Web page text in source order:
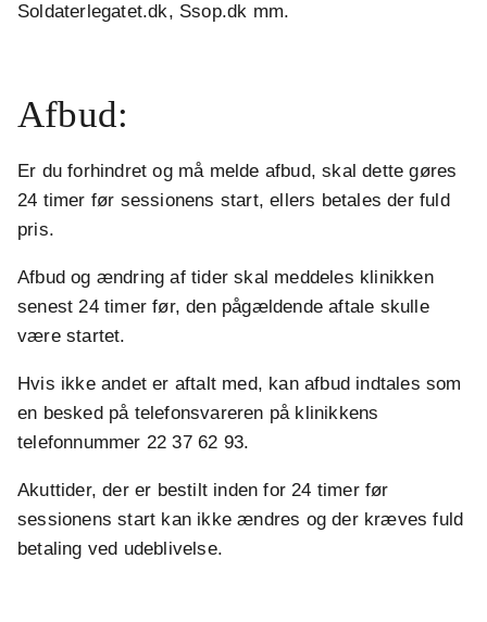
Soldaterlegatet.dk, Ssop.dk mm.
Afbud:
Er du forhindret og må melde afbud, skal dette gøres
24 timer før sessionens start, ellers betales der fuld
pris.
Afbud og ændring af tider skal meddeles klinikken
senest 24 timer før, den pågældende aftale skulle
være startet.
Hvis ikke andet er aftalt med, kan afbud indtales som
en besked på telefonsvareren på klinikkens
telefonnummer 22 37 62 93.
Akuttider, der er bestilt inden for 24 timer før
sessionens start kan ikke ændres og der kræves fuld
betaling ved udeblivelse.